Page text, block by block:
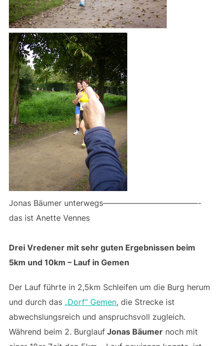
Jonas Bäumer unterwegs————————————-
das ist Anette Vennes
Drei Vredener mit sehr guten Ergebnissen beim
5km und 10km – Lauf in Gemen
Der Lauf führte in 2,5km Schleifen um die Burg herum
und durch das „Dorf“ Gemen, die Strecke ist
abwechslungsreich und anspruchsvoll zugleich.
Während beim 2. BurglaufJonas Bäumernoch mit